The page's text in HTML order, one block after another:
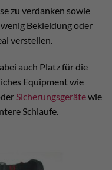
zu verdanken sowie
Bekleidung oder
verstellen.
auch Platz für die
Equipment wie
Sicherungsgerätewie
Schlaufe.